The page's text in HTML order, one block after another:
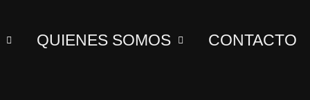
QUIENES SOMOS CONTACTO